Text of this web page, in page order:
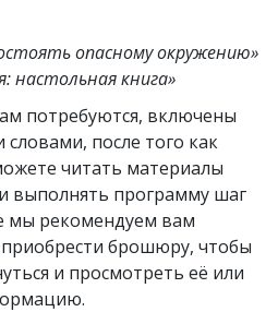
опасному окружению»
настольная книга»
потребуются, включены
после того как
читать материалы
выполнять программу шаг
мы рекомендуем вам
приобрести брошюру, чтобы
и просмотреть её или